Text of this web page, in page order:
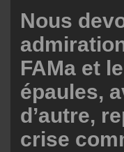
Nous
FAMa et
épaules,
d’autre,
crise